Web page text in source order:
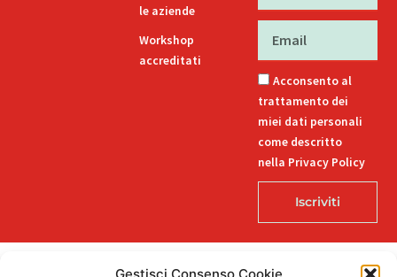
le aziende
Workshop
accreditati
Acconsento al
trattamento dei
miei dati personali
come descritto
nella Privacy Policy
Iscriviti